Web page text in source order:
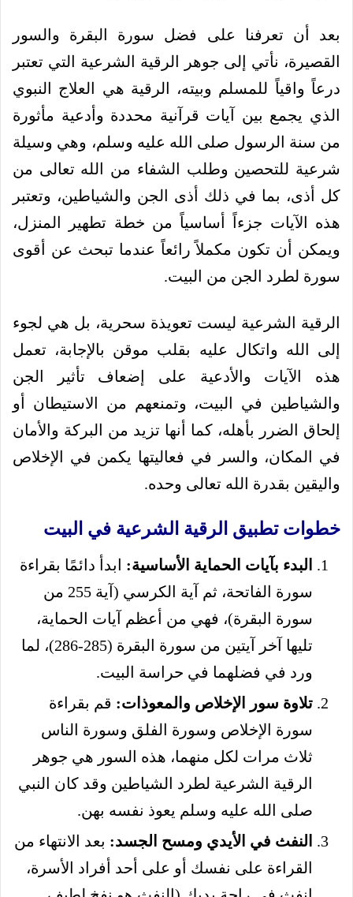
بعد أن تعرفنا على فضل سورة البقرة والسور
القصيرة، نأتي إلى جوهر الرقية الشرعية التي تعتبر
درعاً واقياً للمسلم وبيته، الرقية هي العلاج النبوي
الذي يجمع بين آيات قرآنية محددة وأدعية مأثورة
من سنة الرسول صلى الله عليه وسلم، وهي وسيلة
شرعية للتحصين وطلب الشفاء من الله تعالى من
كل أذى، بما في ذلك أذى الجن والشياطين، وتعتبر
هذه الآيات جزءاً أساسياً من خطة تطهير المنزل،
ويمكن أن تكون مكملاً رائعاً عندما تبحث عن أقوى
سورة لطرد الجن من البيت.
الرقية الشرعية ليست تعويذة سحرية، بل هي لجوء
إلى الله واتكال عليه بقلب موقن بالإجابة، تعمل
هذه الآيات والأدعية على إضعاف تأثير الجن
والشياطين في البيت، وتمنعهم من الاستيطان أو
إلحاق الضرر بأهله، كما أنها تزيد من البركة والأمان
في المكان، والسر في فعاليتها يكمن في الإخلاص
واليقين بقدرة الله تعالى وحده.
خطوات تطبيق الرقية الشرعية في البيت
البدء بآيات الحماية الأساسية: ابدأ دائمًا بقراءة
سورة الفاتحة، ثم آية الكرسي (آية 255 من
سورة البقرة)، فهي من أعظم آيات الحماية،
تليها آخر آيتين من سورة البقرة (285-286)، لما
ورد في فضلهما في حراسة البيت.
تلاوة سور الإخلاص والمعوذات: قم بقراءة
سورة الإخلاص وسورة الفلق وسورة الناس
ثلاث مرات لكل منهما، هذه السور هي جوهر
الرقية الشرعية لطرد الشياطين وقد كان النبي
صلى الله عليه وسلم يعوذ نفسه بهن.
النفث في الأيدي ومسح الجسد: بعد الانتهاء من
القراءة على نفسك أو على أحد أفراد الأسرة،